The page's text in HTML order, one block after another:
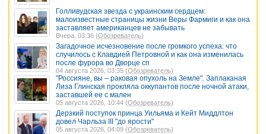
Голливудская звезда с украинским сердцем:
малоизвестные страницы жизни Веры Фармиги и как она
заставляет американцев не забывать
Вчера, 03:36 (Обозреватель)
Загадочное исчезновение после громкого успеха: что
случилось с Клавдией Петровной и как она изменилась
после фурора во Дворце сп
04 августа 2026, 03:35 (Обозреватель)
"Россияне, вы – раковая опухоль на Земле". Заплаканая
Лиза Глинская прокляла оккупантов после ночной атаки,
заставшей ее с мален
05 августа 2026, 10:44 (Обозреватель)
Дерзкий поступок принца Уильяма и Кейт Миддлтон
довел Чарльза III "до ярости"
05 августа 2026, 04:09 (Обозреватель)